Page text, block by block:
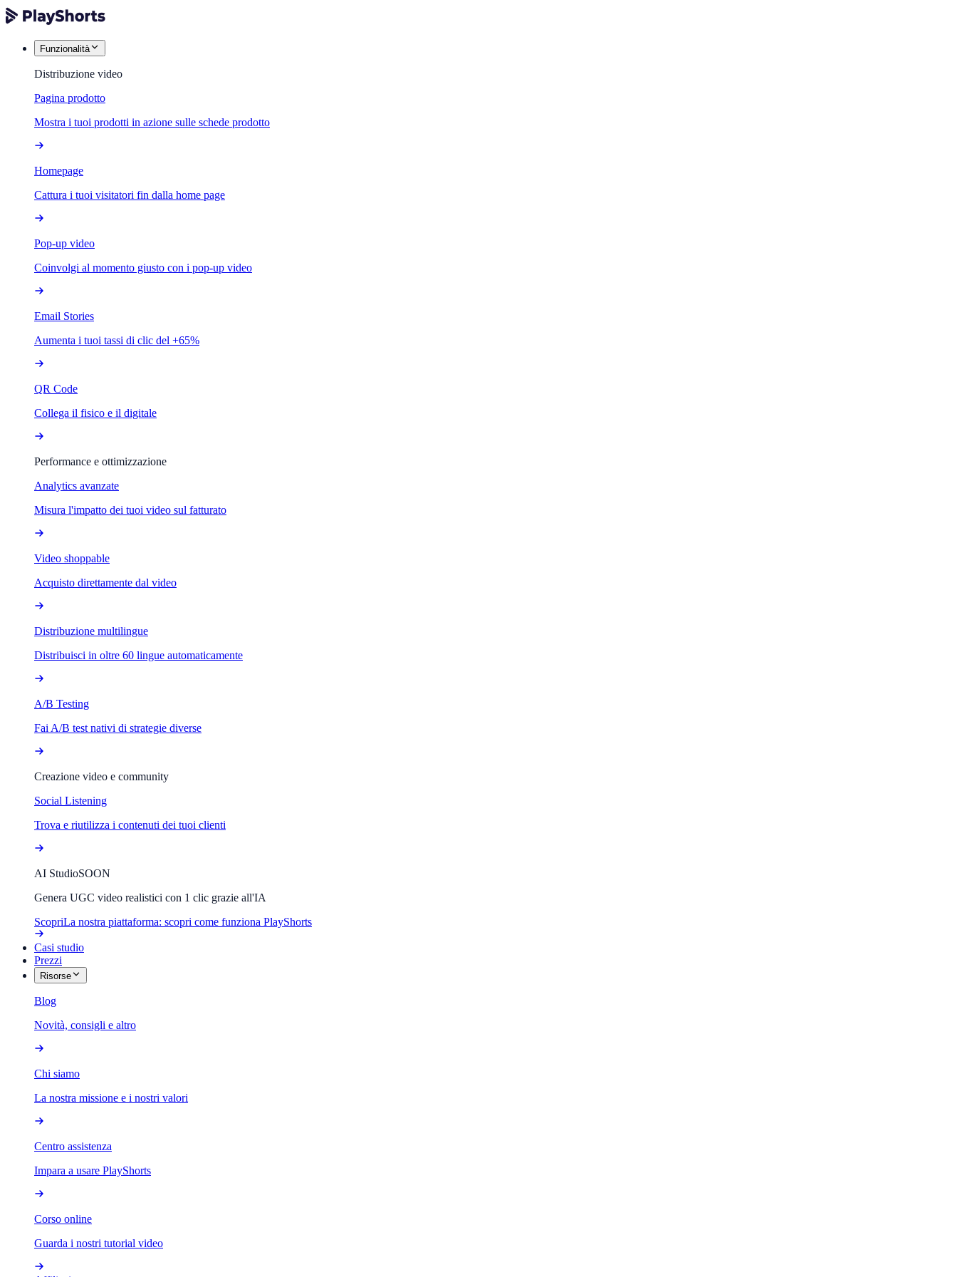
Funzionalità
Distribuzione video
Pagina prodotto
Mostra i tuoi prodotti in azione sulle schede prodotto
Homepage
Cattura i tuoi visitatori fin dalla home page
Pop-up video
Coinvolgi al momento giusto con i pop-up video
Email Stories
Aumenta i tuoi tassi di clic del +65%
QR Code
Collega il fisico e il digitale
Performance e ottimizzazione
Analytics avanzate
Misura l'impatto dei tuoi video sul fatturato
Video shoppable
Acquisto direttamente dal video
Distribuzione multilingue
Distribuisci in oltre 60 lingue automaticamente
A/B Testing
Fai A/B test nativi di strategie diverse
Creazione video e community
Social Listening
Trova e riutilizza i contenuti dei tuoi clienti
AI StudioSOON
Genera UGC video realistici con 1 clic grazie all'IA
ScopriLa nostra piattaforma: scopri come funziona PlayShorts
Casi studio
Prezzi
Risorse
Blog
Novità, consigli e altro
Chi siamo
La nostra missione e i nostri valori
Centro assistenza
Impara a usare PlayShorts
Corso online
Guarda i nostri tutorial video